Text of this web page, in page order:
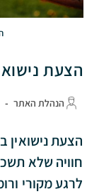
הצעת
הנהלת האתר
הצעת נישואין
חוויה שלא
לרגע מקורי